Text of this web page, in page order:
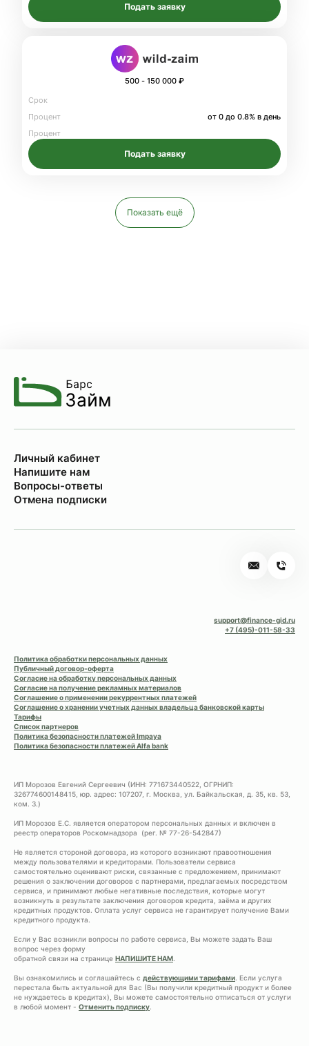
Подать заявку
500 - 150 000 ₽
Срок
Процент
от 0 до 0.8% в день
Процент
Подать заявку
Показать ещё
Личный кабинет
Напишите нам
Вопросы-ответы
Отмена подписки
support@finance-gid.ru
+7 (495)-011-58-33
Политика обработки персональных данных
Публичный договор-оферта
Согласие на обработку персональных данных
Согласие на получение рекламных материалов
Соглашение о применении рекуррентных платежей
Соглашение о хранении учетных данных владельца банковской карты
Тарифы
Список партнеров
Политика безопасности платежей Impaya
Политика безопасности платежей Alfa bank
ИП Морозов Евгений Сергеевич (ИНН: 771673440522, ОГРНИП:
326774600148415, юр. адрес: 107207, г. Москва, ул. Байкальская, д. 35, кв. 53,
ком. 3.)
ИП Морозов Е.С. является оператором персональных данных и включен в
реестр операторов Роскомнадзора (рег. № 77-26-542847)
Не является стороной договора, из которого возникают правоотношения
между пользователями и кредиторами. Пользователи сервиса
самостоятельно оценивают риски, связанные с предложением, принимают
решения о заключении договоров с партнерами, предлагаемых посредством
сервиса, и принимают любые негативные последствия, которые могут
возникнуть в результате заключения договоров кредита, заёма и других
кредитных продуктов. Оплата услуг сервиса не гарантирует получение Вами
кредитного продукта.
Если у Вас возникли вопросы по работе сервиса, Вы можете задать Ваш
вопрос через форму
обратной связи на странице НАПИШИТЕ НАМ.
Вы ознакомились и соглашайтесь с действующими тарифами. Если услуга
перестала быть актуальной для Вас (Вы получили кредитный продукт и более
не нуждаетесь в кредитах), Вы можете самостоятельно отписаться от услуги
в любой момент - Отменить подписку.